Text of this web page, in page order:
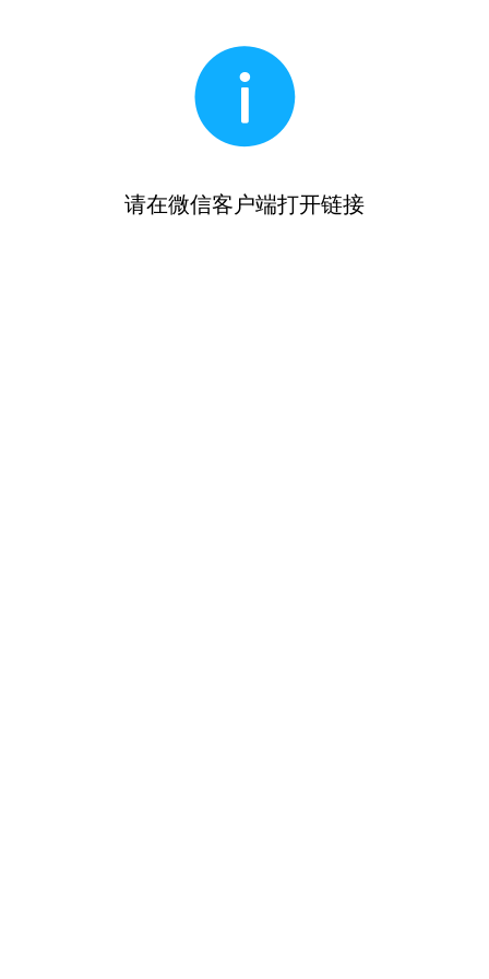
请在微信客户端打开链接